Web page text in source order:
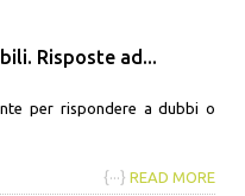
Risposte ad...
per rispondere a dubbi o
{···} READ MORE